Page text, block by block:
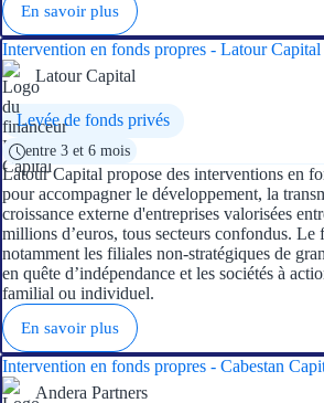
En savoir plus
Intervention en fonds propres - Latour Capital
Latour Capital
Levée de fonds privés
entre 3 et 6 mois
Latour Capital propose des interventions en
pour accompagner le développement, la
croissance externe d'entreprises valorisées
millions d’euros, tous secteurs confondus. Le
notamment les filiales non-stratégiques de
en quête d’indépendance et les sociétés à
familial ou individuel.
En savoir plus
Intervention en fonds propres - Cabestan
Andera Partners